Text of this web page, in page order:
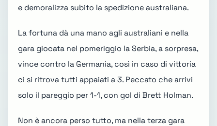
e demoralizza subito la spedizione australiana.
La fortuna dà una mano agli australiani e nella
gara giocata nel pomeriggio la Serbia, a sorpresa,
vince contro la Germania, così in caso di vittoria
ci si ritrova tutti appaiati a 3. Peccato che arrivi
solo il pareggio per 1-1, con gol di Brett Holman.
Non è ancora perso tutto, ma nella terza gara